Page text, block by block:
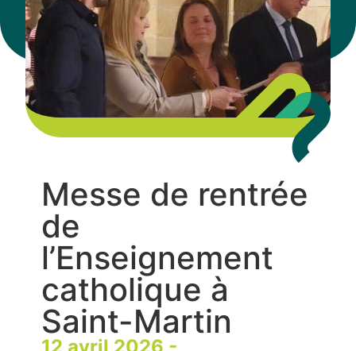
Messe de rentrée
de
l’Enseignement
catholique à
Saint-Martin